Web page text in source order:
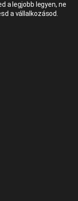
a legjobb legyen, ne
a vállalkozásod.